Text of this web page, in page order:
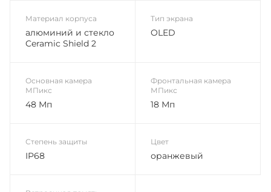
Материал корпуса
алюминий и стекло
Ceramic Shield 2
Тип экрана
OLED
Основная камера
МПикс
48 Мп
Фронтальная камера
МПикс
18 Мп
Степень защиты
IP68
Цвет
оранжевый